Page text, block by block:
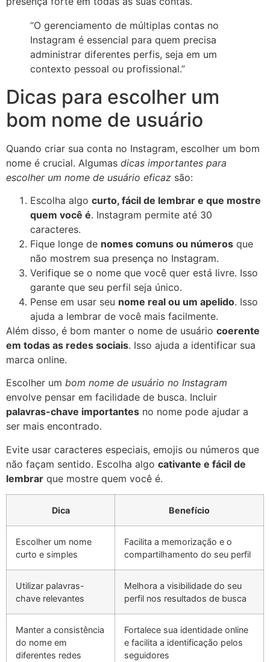
“O gerenciamento de múltiplas contas no
Instagram é essencial para quem precisa
administrar diferentes perfis, seja em um
contexto pessoal ou profissional.”
Dicas para escolher um
bom nome de usuário
Quando criar sua conta no Instagram, escolher um bom
nome é crucial. Algumas dicas importantes para
escolher um nome de usuário eficaz são:
Escolha algo curto, fácil de lembrar e que mostre
quem você é. Instagram permite até 30
caracteres.
Fique longe de nomes comuns ou números que
não mostrem sua presença no Instagram.
Verifique se o nome que você quer está livre. Isso
garante que seu perfil seja único.
Pense em usar seu nome real ou um apelido. Isso
ajuda a lembrar de você mais facilmente.
Além disso, é bom manter o nome de usuário coerente
em todas as redes sociais. Isso ajuda a identificar sua
marca online.
Escolher um bom nome de usuário no Instagram
envolve pensar em facilidade de busca. Incluir
palavras-chave importantes no nome pode ajudar a
ser mais encontrado.
Evite usar caracteres especiais, emojis ou números que
não façam sentido. Escolha algo cativante e fácil de
lembrar que mostre quem você é.
Dica Benefício
Escolher um nome
curto e simples
Facilita a memorização e o
compartilhamento do seu perfil
Utilizar palavras-
chave relevantes
Melhora a visibilidade do seu
perfil nos resultados de busca
Manter a consistência
do nome em
diferentes redes
Fortalece sua identidade online
e facilita a identificação pelos
seguidores